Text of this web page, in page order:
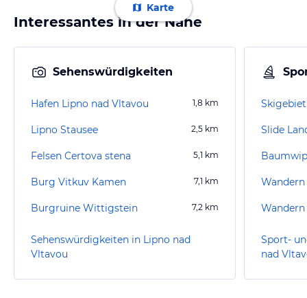
Karte
Interessantes in der Nähe
Sehenswürdigkeiten
Hafen Lipno nad Vltavou 1,8 km
Lipno Stausee 2,5 km
Felsen Certova stena 5,1 km
Burg Vitkuv Kamen 7,1 km
Burgruine Wittigstein 7,2 km
Sehenswürdigkeiten in Lipno nad
Vltavou
Slide
Sport-
nad